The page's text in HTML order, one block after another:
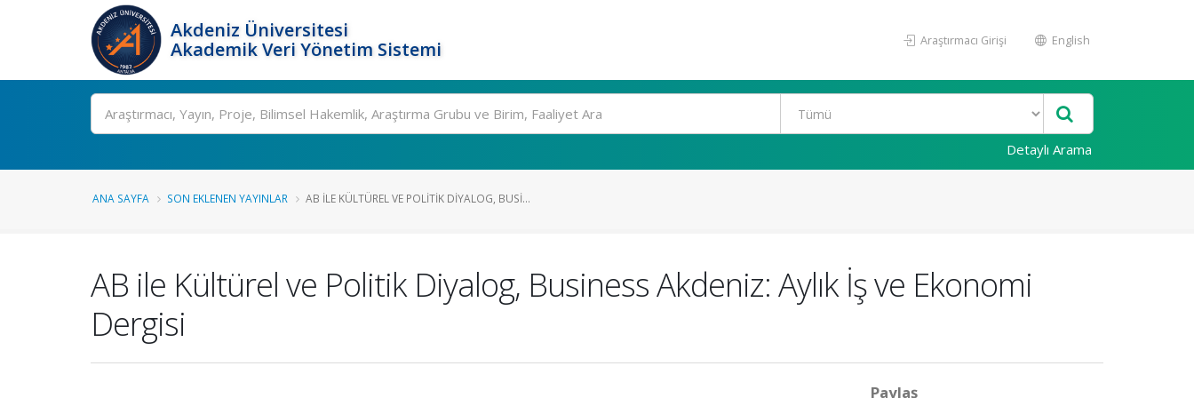
Akdeniz Üniversitesi
Akademik Veri Yönetim Sistemi
Araştırmacı Girişi English
Ara
Detaylı Arama
ANA SAYFA SON EKLENEN YAYINLAR AB ILE KÜLTÜREL VE POLITIK DIYALOG, BUSI...
AB ile Kültürel ve Politik Diyalog, Business Akdeniz: Aylık İş ve Ekonomi
Dergisi
Paylaş